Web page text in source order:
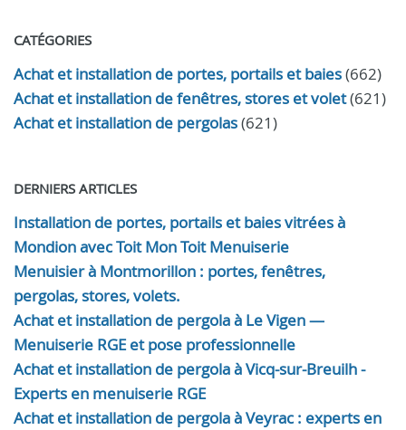
CATÉGORIES
Achat et installation de portes, portails et baies(662)
Achat et installation de fenêtres, stores et volet(621)
Achat et installation de pergolas(621)
DERNIERS ARTICLES
Installation de portes, portails et baies vitrées à
Mondion avec Toit Mon Toit Menuiserie
Menuisier à Montmorillon : portes, fenêtres,
pergolas, stores, volets.
Achat et installation de pergola à Le Vigen —
Menuiserie RGE et pose professionnelle
Achat et installation de pergola à Vicq-sur-Breuilh -
Experts en menuiserie RGE
Achat et installation de pergola à Veyrac : experts en